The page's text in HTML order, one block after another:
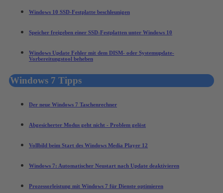
Windows 10 SSD-Festplatte beschleunigen
Speicher freigeben einer SSD-Festplatten unter Windows 10
Windows Update Fehler mit dem DISM- oder Systemupdate-
Vorbereitungstool beheben
Windows 7 Tipps
Der neue Windows 7 Taschenrechner
Abgesicherter Modus geht nicht - Problem gelöst
Vollbild beim Start des Windows Media Player 12
Windows 7: Automatischer Neustart nach Update deaktivieren
Prozessorleistung mit Windows 7 für Dienste optimieren